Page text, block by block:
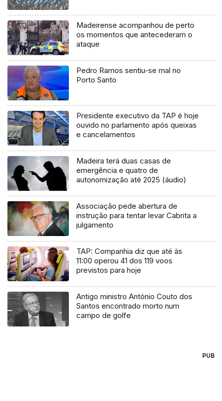
Madeirense acompanhou de perto
os momentos que antecederam o
ataque
Pedro Ramos sentiu-se mal no
Porto Santo
Presidente executivo da TAP é hoje
ouvido no parlamento após queixas
e cancelamentos
Madeira terá duas casas de
emergência e quatro de
autonomização até 2025 (áudio)
Associação pede abertura de
instrução para tentar levar Cabrita a
julgamento
TAP: Companhia diz que até às
11:00 operou 41 dos 119 voos
previstos para hoje
Antigo ministro António Couto dos
Santos encontrado morto num
campo de golfe
PUB